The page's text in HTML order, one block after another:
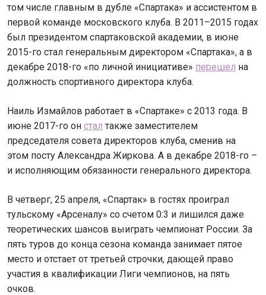
том числе главным в дубле «Спартака» и ассистентом в
первой команде московского клуба. В 2011–2015 годах
был президентом спартаковской академии, в июне
2015-го стал генеральным директором «Спартака», а в
декабре 2018-го «по личной инициативе» перешел на
должность спортивного директора клуба.
Наиль Измайлов работает в «Спартаке» с 2013 года. В
июне 2017-го он стал также заместителем
председателя совета директоров клуба, сменив на
этом посту Александра Жиркова. А в декабре 2018-го –
и исполняющим обязанности генерального директора.
В четверг, 25 апреля, «Спартак» в гостях проиграл
тульскому «Арсеналу» со счетом 0:3 и лишился даже
теоретических шансов выиграть чемпионат России. За
пять туров до конца сезона команда занимает пятое
место и отстает от третьей строчки, дающей право
участия в квалификации Лиги чемпионов, на пять
очков.